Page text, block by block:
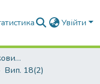
Увійти
Вибрані статті з наукових збірників КНУБА
Вип. 18(2)